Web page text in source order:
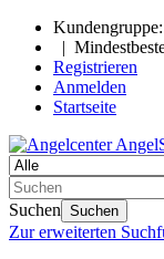
Kundengruppe:
|
Registrieren
Anmelden
Startseite
Suchen Suchen
Zur erweiterten